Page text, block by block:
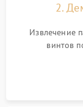
2.
Извлечение
винтов
сенсорного